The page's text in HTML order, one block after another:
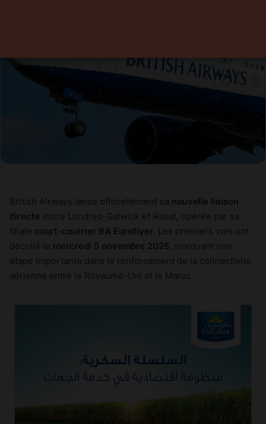
British Airways lance officiellement sa nouvelle liaison
directe entre Londres-Gatwick et Rabat, opérée par sa
filiale court-courrier BA Euroflyer . Les premiers vols ont
décollé le mercredi 5 novembre 2025 , marquant une
étape importante dans le renforcement de la connectivité
aérienne entre le Royaume-Uni et le Maroc.